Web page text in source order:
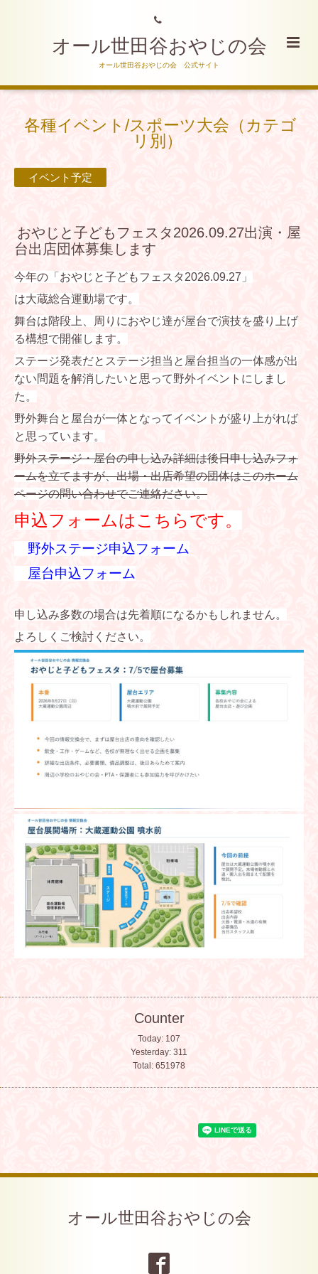
オール世田谷おやじの会
オール世田谷おやじの会 公式サイト
各種イベント/スポーツ大会（カテゴ
リ別）
イベント予定
おやじと子どもフェスタ2026.09.27出演・屋
台出店団体募集します
今年の「おやじと子どもフェスタ2026.09.27」
は大蔵総合運動場です。
舞台は階段上、周りにおやじ達が屋台で演技を盛り上げ
る構想で開催します。
ステージ発表だとステージ担当と屋台担当の一体感が出
ない問題を解消したいと思って野外イベントにしまし
た。
野外舞台と屋台が一体となってイベントが盛り上がれば
と思っています。
野外ステージ・屋台の申し込み詳細は後日申し込みフォ
ームを立てますが、出場・出店希望の団体はこのホーム
ページの問い合わせでご連絡ださい。
申込フォームはこちらです。
野外ステージ申込フォーム
屋台申込フォーム
申し込み多数の場合は先着順になるかもしれません。
よろしくご検討ください。
Counter
Today: 107
Yesterday: 311
Total: 651978
オール世田谷おやじの会